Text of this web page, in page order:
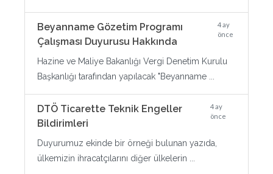
Beyanname Gözetim Programı
Çalışması Duyurusu Hakkında
4 ay
önce
Hazine ve Maliye Bakanlığı Vergi Denetim Kurulu
Başkanlığı tarafından yapılacak "Beyanname ...
DTÖ Ticarette Teknik Engeller
Bildirimleri
4 ay
önce
Duyurumuz ekinde bir örneği bulunan yazıda,
ülkemizin ihracatçılarını diğer ülkelerin ...